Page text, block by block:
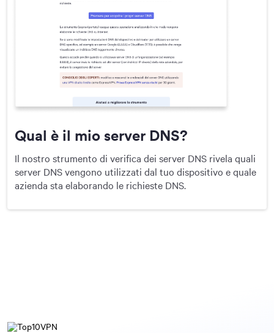
Qual è il mio server DNS?
Il nostro strumento di verifica dei server DNS rivela quali
server DNS vengono utilizzati dal tuo dispositivo e quale
azienda sta elaborando le richieste DNS.